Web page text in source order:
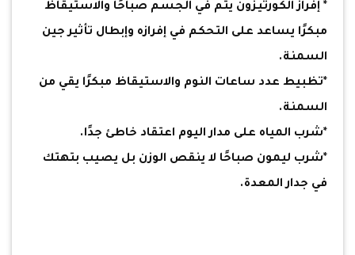
* إفراز الكورتيزون يتم في الجسم صباحًا والاستيقاظ
مبكرًا يساعد على التحكم في إفرازه وإبطال تأثير جين
السمنة.
*تظبيط عدد ساعات النوم والاستيقاظ مبكرًا يقي من
السمنة.
*شرب المياه على مدار اليوم اعتقاد خاطئ جدًا.
*شرب ليمون صباحًا لا ينقص الوزن بل يصيب بتهتك
في جدار المعدة.